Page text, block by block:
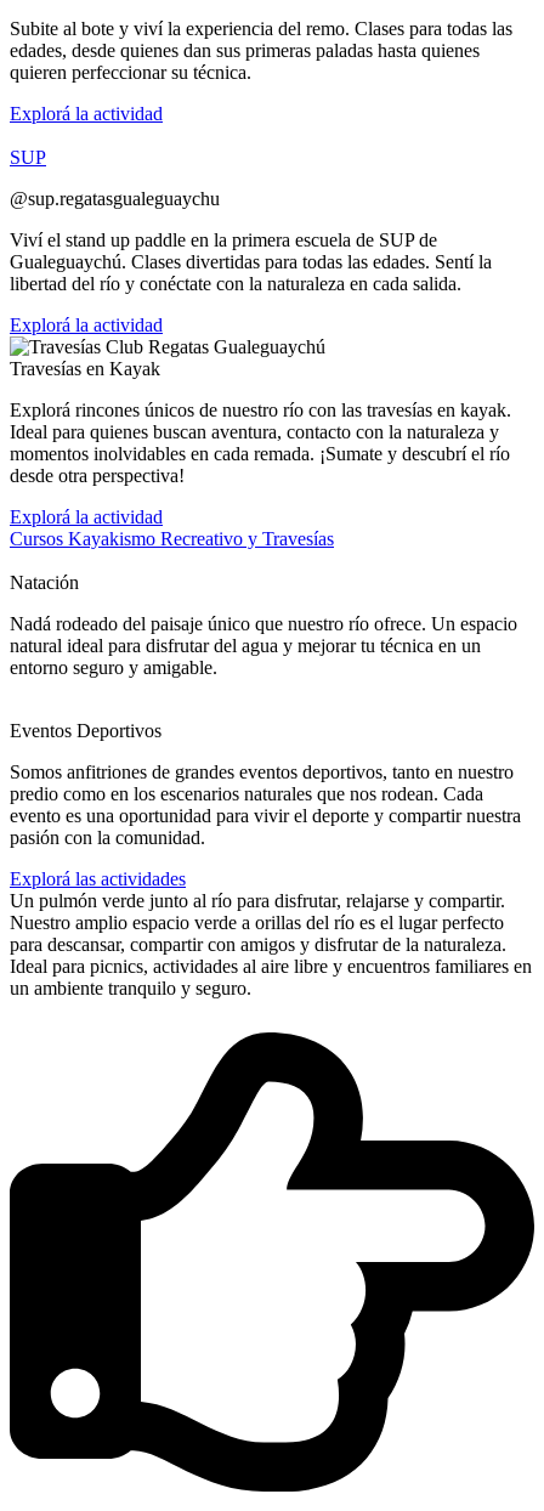
Subite al bote y viví la experiencia del remo. Clases para todas las
edades, desde quienes dan sus primeras paladas hasta quienes
quieren perfeccionar su técnica.
Explorá la actividad
SUP
@sup.regatasgualeguaychu
Viví el stand up paddle en la primera escuela de SUP de
Gualeguaychú. Clases divertidas para todas las edades. Sentí la
libertad del río y conéctate con la naturaleza en cada salida.
Explorá la actividad
Travesías en Kayak
Explorá rincones únicos de nuestro río con las travesías en kayak.
Ideal para quienes buscan aventura, contacto con la naturaleza y
momentos inolvidables en cada remada. ¡Sumate y descubrí el río
desde otra perspectiva!
Explorá la actividad
Cursos Kayakismo Recreativo y Travesías
Natación
Nadá rodeado del paisaje único que nuestro río ofrece. Un espacio
natural ideal para disfrutar del agua y mejorar tu técnica en un
entorno seguro y amigable.
Eventos Deportivos
Somos anfitriones de grandes eventos deportivos, tanto en nuestro
predio como en los escenarios naturales que nos rodean. Cada
evento es una oportunidad para vivir el deporte y compartir nuestra
pasión con la comunidad.
Explorá las actividades
Un pulmón verde junto al río para disfrutar, relajarse y compartir.
Nuestro amplio espacio verde a orillas del río es el lugar perfecto
para descansar, compartir con amigos y disfrutar de la naturaleza.
Ideal para picnics, actividades al aire libre y encuentros familiares en
un ambiente tranquilo y seguro.